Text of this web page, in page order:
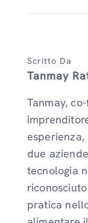
Scritto Da
Tanmay
Tanmay,
due
tecnologia
pratica